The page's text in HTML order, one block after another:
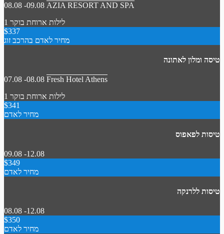
08.08 -09.08 AZIA RESORT AND SPA
1 לילות ארוחת בוקר
$337
מחיר לאדם בהרכב זוג
טיסה ומלון לאתונה
07.08 -08.08 Fresh Hotel Athens
1 לילות ארוחת בוקר
$341
מחיר לאדם
טיסות לפאפוס
09.08 -12.08
$349
מחיר לאדם
טיסות ללרנקה
08.08 -12.08
$350
מחיר לאדם